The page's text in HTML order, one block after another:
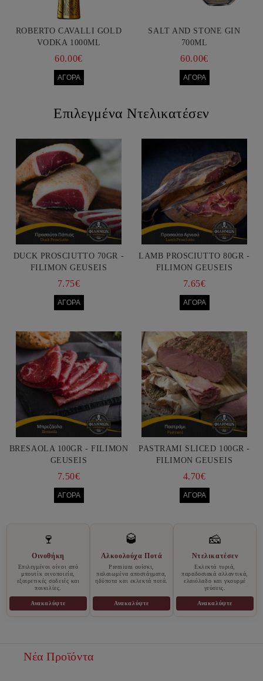
ROBERTO CAVALLI GOLD
VODKA 1000ML
60.00€
SALT AND STONE GIN
700ML
60.00€
Επιλεγμένα Ντελικατέσεν
DUCK PROSCIUTTO 70GR -
FILIMON GEUSEIS
7.75€
LAMB PROSCIUTTO 80GR -
FILIMON GEUSEIS
7.65€
BRESAOLA 100GR - FILIMON
GEUSEIS
7.50€
PASTRAMI SLICED 100GR -
FILIMON GEUSEIS
4.70€
🍷
Οινοθήκη
Επιλεγμένοι οίνοι από
μπουτίκ οινοποιεία,
εξαιρετικές σοδειές και
ποικιλίες.
Ανακαλύψτε
🥃
Αλκοολούχα Ποτά
Premium ουίσκι,
παλαιωμένα αποστάγματα,
ηδύποτα και εκλεκτά ποτά.
Ανακαλύψτε
🧀
Ντελικατέσεν
Εκλεκτά τυριά,
παραδοσιακά αλλαντικά,
ελαιόλαδο και γκουρμέ
γεύσεις.
Ανακαλύψτε
Νέα Προϊόντα